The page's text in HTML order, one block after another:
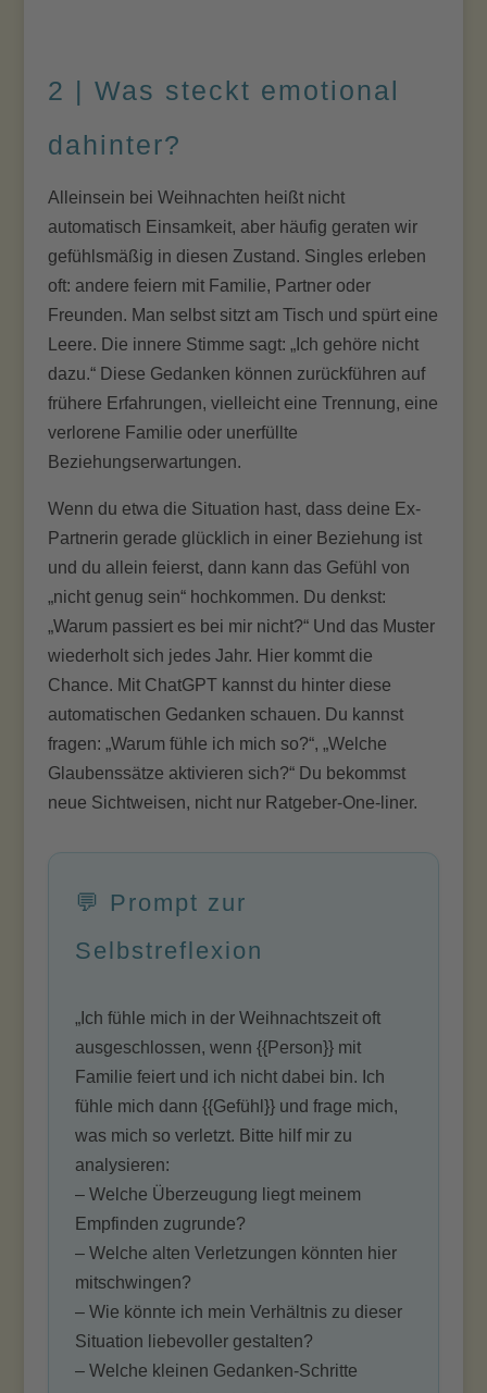
2 | Was steckt emotional
dahinter?
Alleinsein bei Weihnachten heißt nicht
automatisch Einsamkeit, aber häufig geraten wir
gefühlsmäßig in diesen Zustand. Singles erleben
oft: andere feiern mit Familie, Partner oder
Freunden. Man selbst sitzt am Tisch und spürt eine
Leere. Die innere Stimme sagt: „Ich gehöre nicht
dazu.“ Diese Gedanken können zurückführen auf
frühere Erfahrungen, vielleicht eine Trennung, eine
verlorene Familie oder unerfüllte
Beziehungserwartungen.
Wenn du etwa die Situation hast, dass deine Ex-
Partnerin gerade glücklich in einer Beziehung ist
und du allein feierst, dann kann das Gefühl von
„nicht genug sein“ hochkommen. Du denkst:
„Warum passiert es bei mir nicht?“ Und das Muster
wiederholt sich jedes Jahr. Hier kommt die
Chance. Mit ChatGPT kannst du hinter diese
automatischen Gedanken schauen. Du kannst
fragen: „Warum fühle ich mich so?“, „Welche
Glaubenssätze aktivieren sich?“ Du bekommst
neue Sichtweisen, nicht nur Ratgeber-One-liner.
💬 Prompt zur
Selbstreflexion
„Ich fühle mich in der Weihnachtszeit oft
ausgeschlossen, wenn {{Person}} mit
Familie feiert und ich nicht dabei bin. Ich
fühle mich dann {{Gefühl}} und frage mich,
was mich so verletzt. Bitte hilf mir zu
analysieren:
– Welche Überzeugung liegt meinem
Empfinden zugrunde?
– Welche alten Verletzungen könnten hier
mitschwingen?
– Wie könnte ich mein Verhältnis zu dieser
Situation liebevoller gestalten?
– Welche kleinen Gedanken‐Schritte